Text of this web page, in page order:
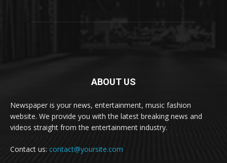
ABOUT US
Newspaper is your news, entertainment, music fashion
website. We provide you with the latest breaking news and
videos straight from the entertainment industry.
Contact us: contact@yoursite.com